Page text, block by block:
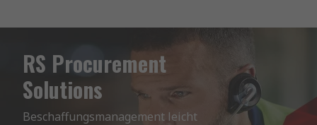
RS Procurement
Solutions
Beschaffungsmanagement leicht